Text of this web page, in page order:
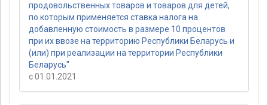
продовольственных товаров и товаров для детей,
по которым применяется ставка налога на
добавленную стоимость в размере 10 процентов
при их ввозе на территорию Республики Беларусь и
(или) при реализации на территории Республики
Беларусь"
с 01.01.2021